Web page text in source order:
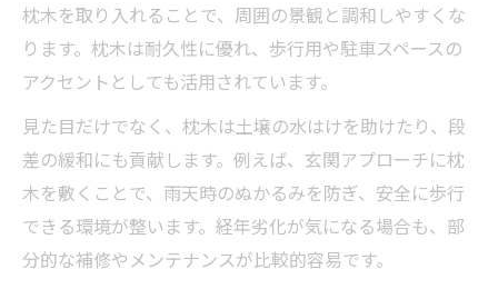
茨城県内で外構工事が人気の理由を解説
外構工事の施工例から学ぶ枕木敷の活用法
つくば市や笠間市で外構工事を依頼する前に知
りたいこと
外構工事の依頼時に押さえたい地域業者の
選定基準
つくば市や笠間市で外構工事が得意な業者
の特徴
枕木を取り入れることで、周囲の景観と調和しやすくな
ります。枕木は耐久性に優れ、歩行用や駐車スペースの
アクセントとしても活用されています。
見た目だけでなく、枕木は土壌の水はけを助けたり、段
差の緩和にも貢献します。例えば、玄関アプローチに枕
木を敷くことで、雨天時のぬかるみを防ぎ、安全に歩行
できる環境が整います。経年劣化が気になる場合も、部
分的な補修やメンテナンスが比較的容易です。